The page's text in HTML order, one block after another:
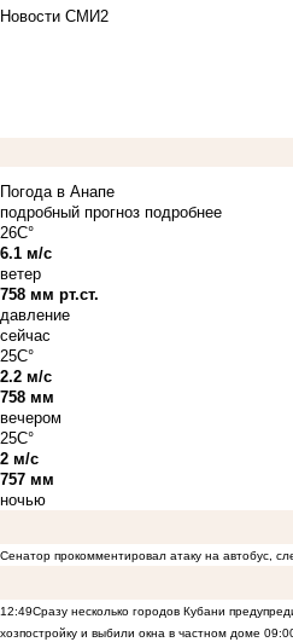
Новости СМИ2
Погода в Анапе
подробный прогноз подробнее
26C°
6.1 м/с
ветер
758 мм рт.ст.
давление
сейчас
25C°
2.2 м/с
758 мм
вечером
25C°
2 м/с
757 мм
ночью
Сенатор прокомментировал атаку на автобус,
12:49Сразу несколько городов Кубани
хозпостройку и выбили окна в частном доме